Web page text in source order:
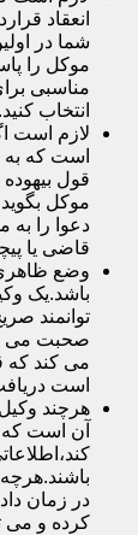
انعقاد
شما در
موکل را
مناسبی
انتخاب کنید.
لازم است
است که به
قول
موکل
دعوا را
قاضی یا
وضع
باشد.یک
توانمند
صحبت می
می کند که
است
هرچند
آن است
در زمان
کرده و می